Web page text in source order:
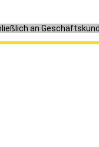
an